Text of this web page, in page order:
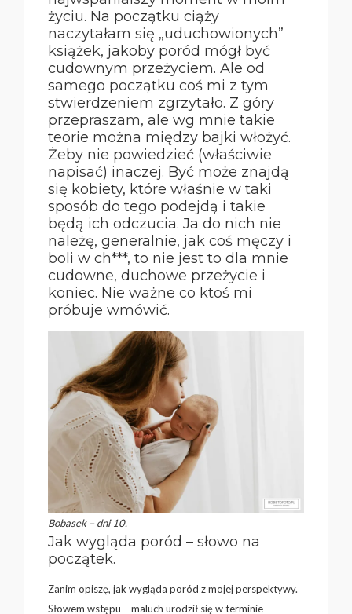
życiu. Na początku ciąży
naczytałam się „uduchowionych”
książek, jakoby poród mógł być
cudownym przeżyciem. Ale od
samego początku coś mi z tym
stwierdzeniem zgrzytało. Z góry
przepraszam, ale wg mnie takie
teorie można między bajki włożyć.
Żeby nie powiedzieć (właściwie
napisać) inaczej. Być może znajdą
się kobiety, które właśnie w taki
sposób do tego podejdą i takie
będą ich odczucia. Ja do nich nie
należę, generalnie, jak coś męczy i
boli w ch***, to nie jest to dla mnie
cudowne, duchowe przeżycie i
koniec. Nie ważne co ktoś mi
próbuje wmówić.
Bobasek – dni 10.
Jak wygląda poród – słowo na
początek.
Zanim opiszę, jak wygląda poród z mojej perspektywy.
Słowem wstępu – maluch urodził się w terminie